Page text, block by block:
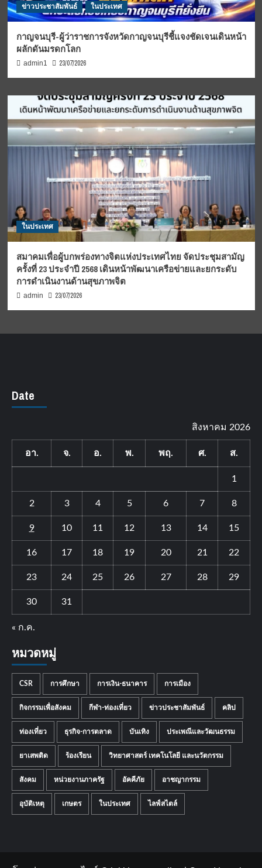
ข่าวประชาสัมพันธ์ ในประเทศ
กาญจนบุรี-ผู้ว่าราชการจังหวัดกาญจนบุรีชี้แจงชัดเจนเดินหน้า
ผลักดันมรดกโลก
admin1 23/07/2026
ในประเทศ
สมาคมเพื่อผู้บกพร่องทางจิตแห่งประเทศไทย จัดประชุมสามัญ
ครั้งที่ 23 ประจำปี 2568 เดินหน้าพัฒนาเครือข่ายและยกระดับ
การดำเนินงานด้านสุขภาพจิต
admin 23/07/2026
Date
สิงหาคม 2026
อา. จ. อ. พ. พฤ. ศ. ส.
1
2 3 4 5 6 7 8
9 10 11 12 13 14 15
16 17 18 19 20 21 22
23 24 25 26 27 28 29
30 31
« ก.ค.
หมวดหมู่
CSR การศึกษา การเงิน-ธนาคาร การเมือง
กิจกรรมเพื่อสังคม กีฬา-ท่องเที่ยว ข่าวประชาสัมพันธ์ คลิป
ท่องเที่ยว ธุรกิจ-การตลาด บันเทิง ประเพณีและวัฒนธรรม
ยาเสพติด ร้องเรียน วิทยาศาสตร์ เทคโนโลยี และนวัตกรรม
สังคม หน่วยงานภาครัฐ อัคคีภัย อาชญากรรม
อุบัติเหตุ เกษตร ในประเทศ ไลฟ์สไตล์